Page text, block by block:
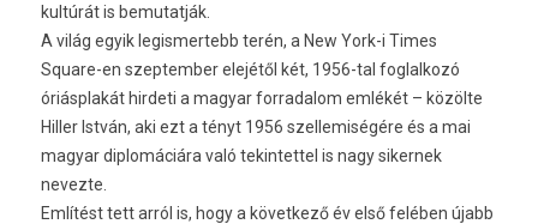
kultúrát is bemutatják.
A világ egyik legismertebb terén, a New York-i Times
Square-en szeptember elejétől két, 1956-tal foglalkozó
óriásplakát hirdeti a magyar forradalom emlékét – közölte
Hiller István, aki ezt a tényt 1956 szellemiségére és a mai
magyar diplomáciára való tekintettel is nagy sikernek
nevezte.
Említést tett arról is, hogy a következő év első felében újabb